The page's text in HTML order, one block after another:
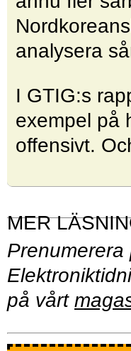
analysera
I GTIG:s
exempel på
offensivt.
Prenumerera
på vårt